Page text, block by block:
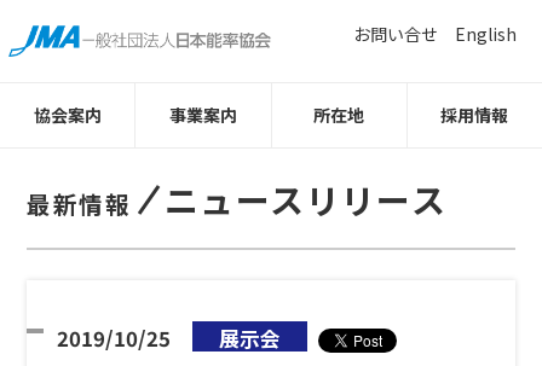
協会案内 事業案内 所在地 採用情報
お問い合せ English
最新情報 ニュースリリース
2019/10/25 展示会